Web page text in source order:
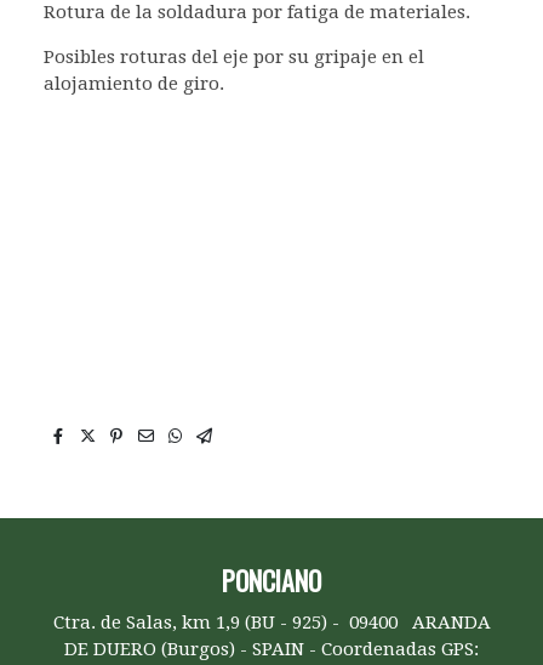
Rotura de la soldadura por fatiga de materiales.
Posibles roturas del eje por su gripaje en el
alojamiento de giro.
PONCIANO
Ctra. de Salas, km 1,9 (BU - 925) - 09400 ARANDA
DE DUERO (Burgos) - SPAIN - Coordenadas GPS: